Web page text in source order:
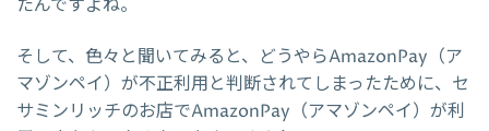
たんですよね。
そして、色々と聞いてみると、どうやらAmazonPay（ア
マゾンペイ）が不正利用と判断されてしまったために、セ
サミンリッチのお店でAmazonPay（アマゾンペイ）が利